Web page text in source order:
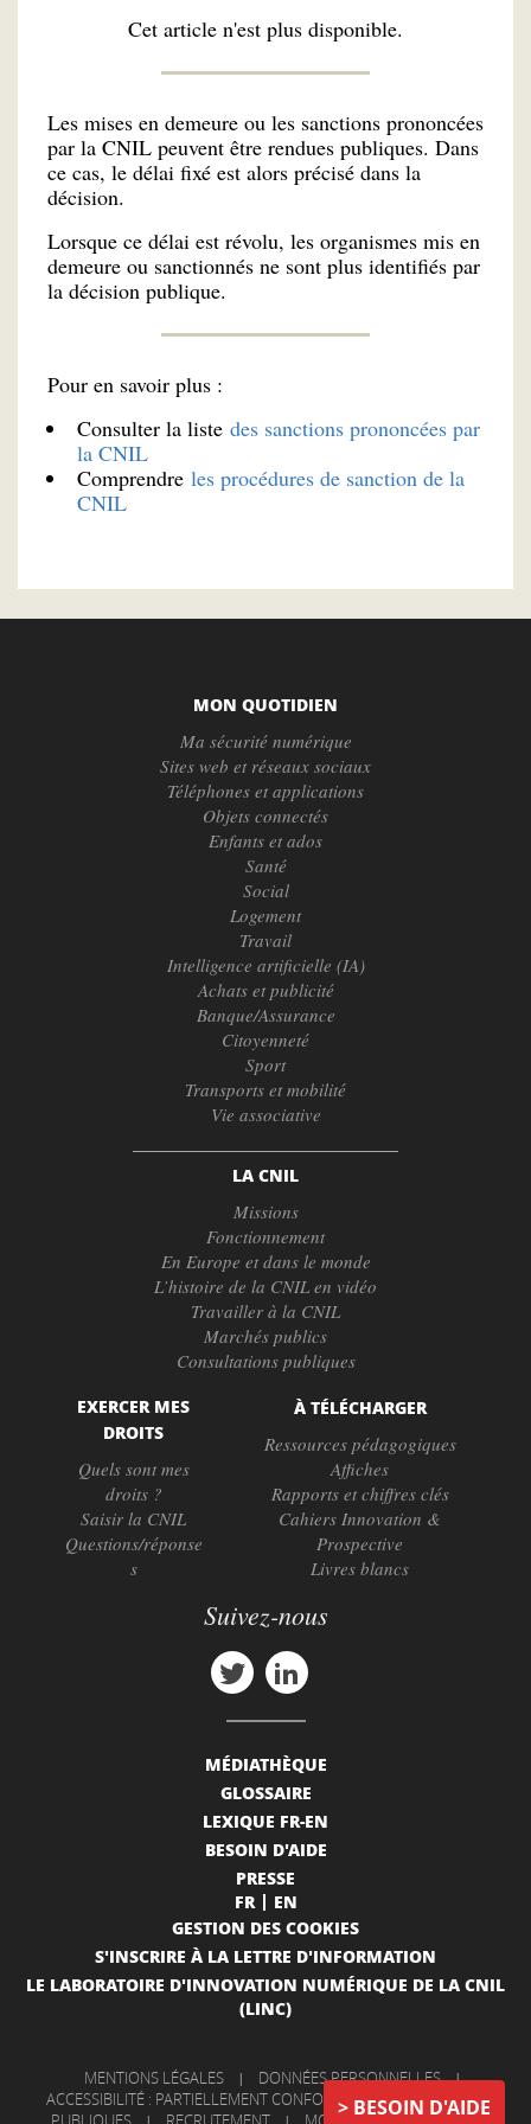
Cet article n'est plus disponible.
Les mises en demeure ou les sanctions prononcées
par la CNIL peuvent être rendues publiques. Dans
ce cas, le délai fixé est alors précisé dans la
décision.
Lorsque ce délai est révolu, les organismes mis en
demeure ou sanctionnés ne sont plus identifiés par
la décision publique.
Pour en savoir plus :
Consulter la liste des sanctions prononcées par
la CNIL
Comprendre les procédures de sanction de la
CNIL
BESOIN D'AIDE
MON QUOTIDIEN
Ma sécurité numérique
Sites web et réseaux sociaux
Téléphones et applications
Objets connectés
Enfants et ados
Santé
Social
Logement
Travail
Intelligence artificielle (IA)
Achats et publicité
Banque/Assurance
Citoyenneté
Sport
Transports et mobilité
Vie associative
LA CNIL
Missions
Fonctionnement
En Europe et dans le monde
L’histoire de la CNIL en vidéo
Travailler à la CNIL
Marchés publics
Consultations publiques
EXERCER MES
DROITS
Quels sont mes
droits ?
Saisir la CNIL
Questions/réponse
s
À TÉLÉCHARGER
Ressources pédagogiques
Affiches
Rapports et chiffres clés
Cahiers Innovation &
Prospective
Livres blancs
Suivez-nous
MÉDIATHÈQUE
GLOSSAIRE
LEXIQUE FR-EN
BESOIN D'AIDE
PRESSE
FR
EN
GESTION DES COOKIES
S'INSCRIRE À LA LETTRE D'INFORMATION
LE LABORATOIRE D'INNOVATION NUMÉRIQUE DE LA CNIL
(LINC)
MENTIONS LÉGALES | DONNÉES PERSONNELLES |
ACCESSIBILITÉ : PARTIELLEMENT CONFORME
|
INFORMATIONS